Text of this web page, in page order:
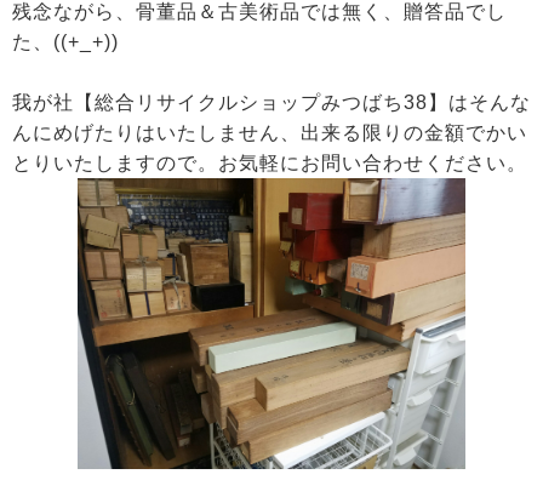
残念ながら、骨董品＆古美術品では無く、贈答品でし
た、((+_+))
我が社【総合リサイクルショップみつばち38】はそんな
んにめげたりはいたしません、出来る限りの金額でかい
とりいたしますので。お気軽にお問い合わせください。